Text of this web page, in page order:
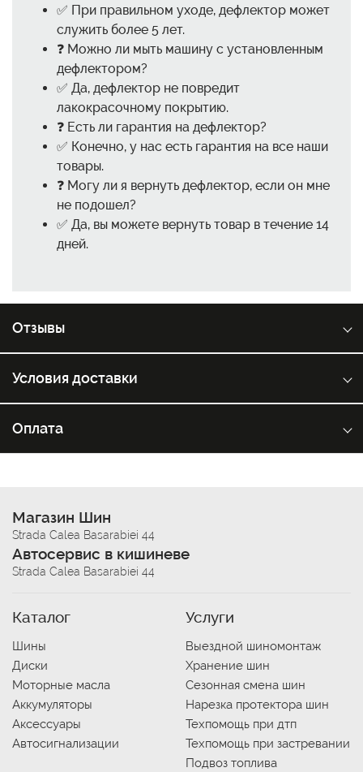
✅ При правильном уходе, дефлектор может
служить более 5 лет.
❓ Можно ли мыть машину с установленным
дефлектором?
✅ Да, дефлектор не повредит
лакокрасочному покрытию.
❓ Есть ли гарантия на дефлектор?
✅ Конечно, у нас есть гарантия на все наши
товары.
❓ Могу ли я вернуть дефлектор, если он мне
не подошел?
✅ Да, вы можете вернуть товар в течение 14
дней.
Отзывы
Условия доставки
Оплата
Магазин Шин
Strada Calea Basarabiei 44
Автосервис в кишиневе
Strada Calea Basarabiei 44
Каталог
Шины
Диски
Моторные масла
Аккумуляторы
Аксессуары
Автосигнализации
Услуги
Выездной шиномонтаж
Хранение шин
Сезонная смена шин
Нарезка протектора шин
Техпомощь при дтп
Техпомощь при застревании
Подвоз топлива